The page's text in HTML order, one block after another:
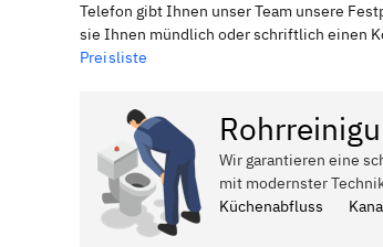
Telefon gibt Ihnen unser Team unsere
sie Ihnen mündlich oder schriftlich einen
Preisliste
Wir garantieren eine
mit modernster
Küchenabfluss